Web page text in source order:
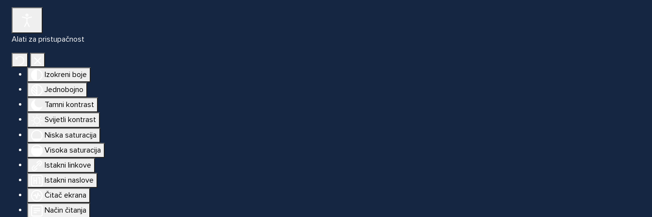
Alati za pristupačnost
Izokreni boje
Jednobojno
Tamni kontrast
Svijetli kontrast
Niska saturacija
Visoka saturacija
Istakni linkove
Istakni naslove
Čitač ekrana
Način čitanja